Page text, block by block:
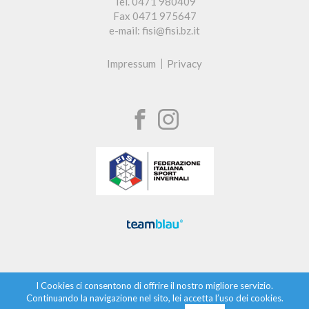
Fax 0471 975647
e-mail: fisi@fisi.bz.it
Impressum Privacy
I Cookies ci consentono di offrire il nostro migliore servizio.
Continuando la navigazione nel sito, lei accetta l’uso dei cookies.